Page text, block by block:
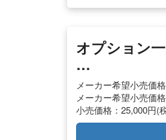
オプション
…
メーカー希望小売価
メーカー希望小売価
小売価格：25,000円(